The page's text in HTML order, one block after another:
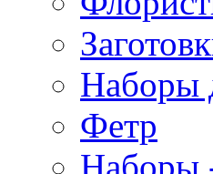
Наборы
Фетр
Наборы